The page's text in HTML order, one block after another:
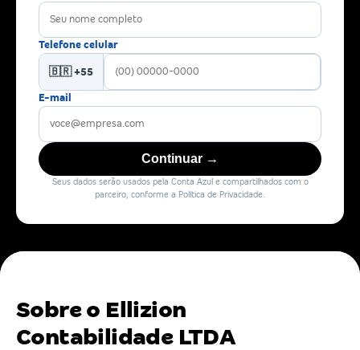
Telefone celular
🇧🇷 +55
E-mail
Continuar →
Seus dados serão usados pela Conta Azul e compartilhados com o
parceiro, conforme a Política de Privacidade.
Sobre o Ellizion
Contabilidade LTDA